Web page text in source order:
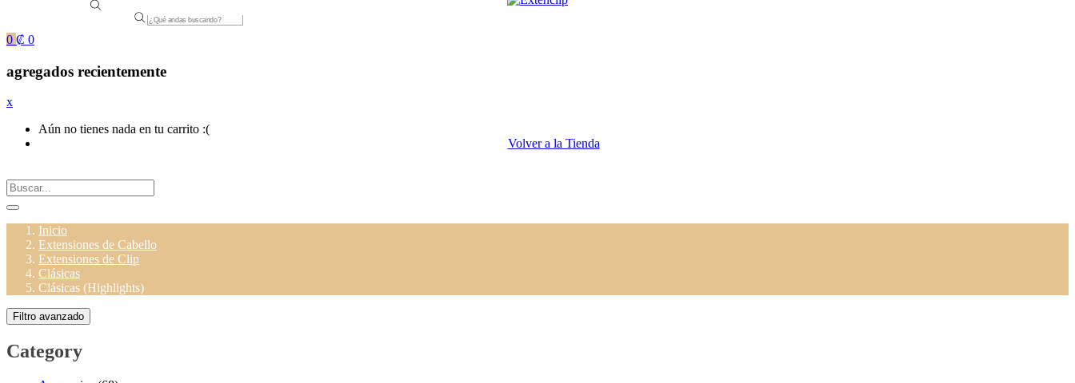
Products
search
0 ₡ 0
agregados recientemente
x
Aún no tienes nada en tu carrito :(
Volver a la Tienda
Inicio
Extensiones de Cabello
Extensiones de Clip
Clásicas
Clásicas (Highlights)
Filtro avanzado
Category